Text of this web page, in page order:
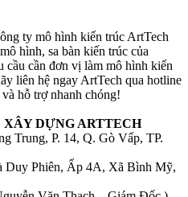
ty mô hình kiến trúc ArtTech
hình, sa bàn kiến trúc của
cầu cần đơn vị làm mô hình kiến
liên hệ ngay ArtTech qua hotline
hỗ trợ nhanh chóng!
DỰNG ARTTECH
Trung, P. 14, Q. Gò Vấp, TP.
Duy Phiên, Ấp 4A, Xã Bình Mỹ,